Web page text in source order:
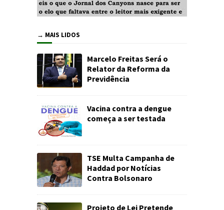
→ MAIS LIDOS
Marcelo Freitas Será o
Relator da Reforma da
Previdência
Vacina contra a dengue
começa a ser testada
TSE Multa Campanha de
Haddad por Notícias
Contra Bolsonaro
Projeto de Lei Pretende